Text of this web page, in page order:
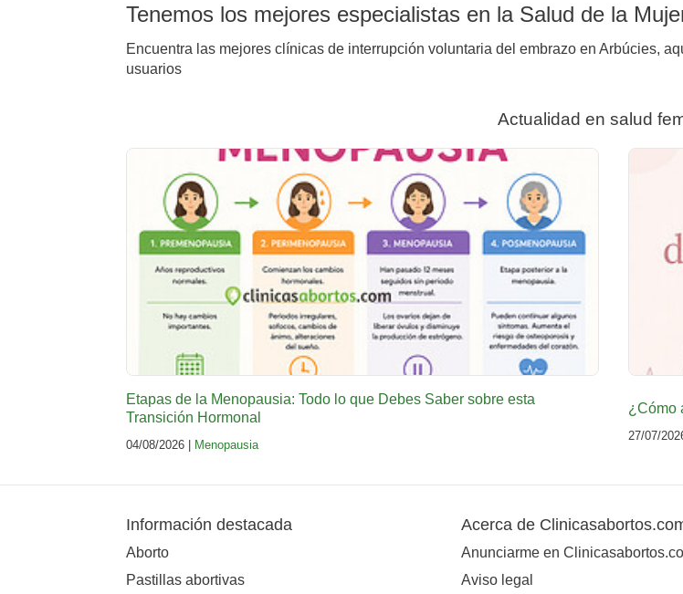
Tenemos los mejores especialistas en la Salud de la
Encuentra las mejores clínicas de interrupción voluntaria del embrazo en Arbúcies,
usuarios
Actualidad en salud
Etapas de la Menopausia: Todo lo que Debes Saber sobre esta
Transición Hormonal
04/08/2026 | Menopausia
¿Cómo
27/07/
Información destacada
Aborto
Pastillas abortivas
Acerca de
Anunciarme en
Aviso legal